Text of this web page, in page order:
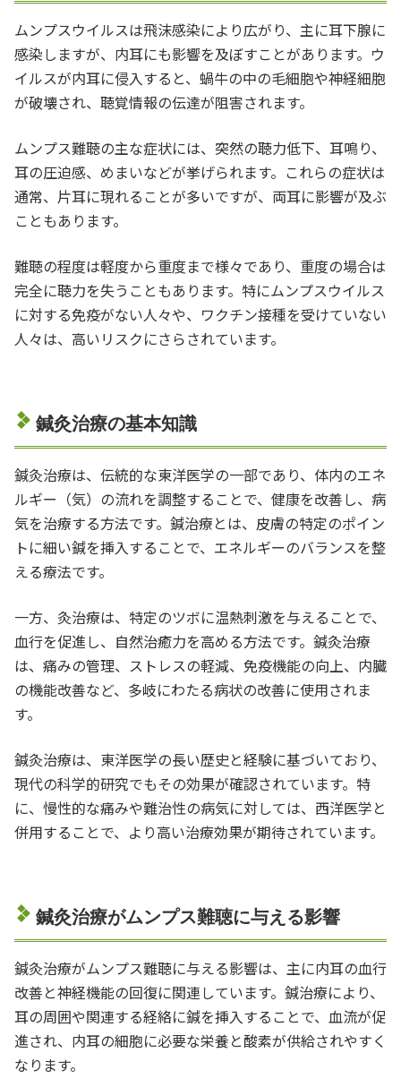
ムンプスウイルスは飛沫感染により広がり、主に耳下腺に
感染しますが、内耳にも影響を及ぼすことがあります。ウ
イルスが内耳に侵入すると、蝸牛の中の毛細胞や神経細胞
が破壊され、聴覚情報の伝達が阻害されます。
ムンプス難聴の主な症状には、突然の聴力低下、耳鳴り、
耳の圧迫感、めまいなどが挙げられます。これらの症状は
通常、片耳に現れることが多いですが、両耳に影響が及ぶ
こともあります。
難聴の程度は軽度から重度まで様々であり、重度の場合は
完全に聴力を失うこともあります。特にムンプスウイルス
に対する免疫がない人々や、ワクチン接種を受けていない
人々は、高いリスクにさらされています。
鍼灸治療の基本知識
鍼灸治療は、伝統的な東洋医学の一部であり、体内のエネ
ルギー（気）の流れを調整することで、健康を改善し、病
気を治療する方法です。鍼治療とは、皮膚の特定のポイン
トに細い鍼を挿入することで、エネルギーのバランスを整
える療法です。
一方、灸治療は、特定のツボに温熱刺激を与えることで、
血行を促進し、自然治癒力を高める方法です。鍼灸治療
は、痛みの管理、ストレスの軽減、免疫機能の向上、内臓
の機能改善など、多岐にわたる病状の改善に使用されま
す。
鍼灸治療は、東洋医学の長い歴史と経験に基づいており、
現代の科学的研究でもその効果が確認されています。特
に、慢性的な痛みや難治性の病気に対しては、西洋医学と
併用することで、より高い治療効果が期待されています。
鍼灸治療がムンプス難聴に与える影響
鍼灸治療がムンプス難聴に与える影響は、主に内耳の血行
改善と神経機能の回復に関連しています。鍼治療により、
耳の周囲や関連する経絡に鍼を挿入することで、血流が促
進され、内耳の細胞に必要な栄養と酸素が供給されやすく
なります。